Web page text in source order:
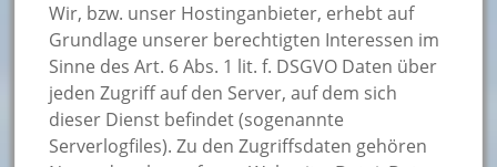
Wir, bzw. unser Hostinganbieter, erhebt auf
Grundlage unserer berechtigten Interessen im
Sinne des Art. 6 Abs. 1 lit. f. DSGVO Daten über
jeden Zugriff auf den Server, auf dem sich
dieser Dienst befindet (sogenannte
Serverlogfiles). Zu den Zugriffsdaten gehören